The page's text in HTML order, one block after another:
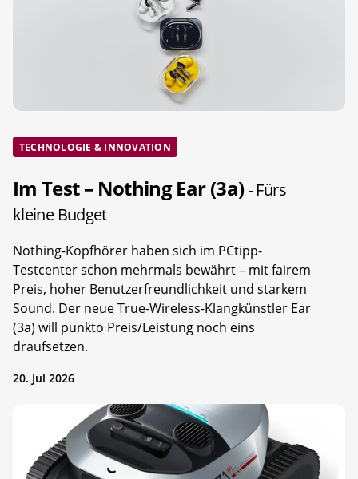
TECHNOLOGIE & INNOVATION
Im Test – Nothing Ear (3a)- Fürs
kleine Budget
Nothing-Kopfhörer haben sich im PCtipp-
Testcenter schon mehrmals bewährt – mit fairem
Preis, hoher Benutzerfreundlichkeit und starkem
Sound. Der neue True-Wireless-Klangkünstler Ear
(3a) will punkto Preis/Leistung noch eins
draufsetzen.
20. Jul 2026